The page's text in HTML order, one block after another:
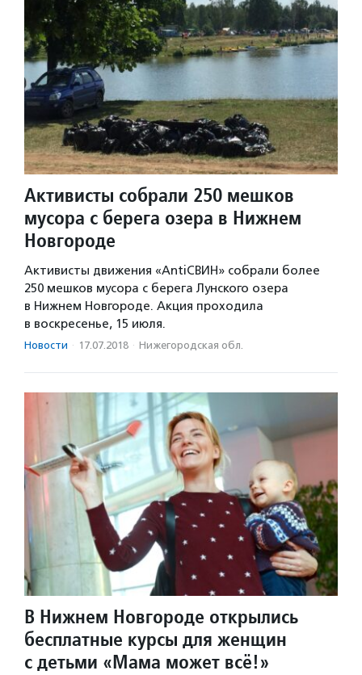
Активисты собрали 250 мешков
мусора с берега озера в Нижнем
Новгороде
Активисты движения «AntiСВИН» собрали более
250 мешков мусора с берега Лунского озера
в Нижнем Новгороде. Акция проходила
в воскресенье, 15 июля.
Новости · 17.07.2018 · Нижегородская обл.
В Нижнем Новгороде открылись
бесплатные курсы для женщин
с детьми «Мама может всё!»